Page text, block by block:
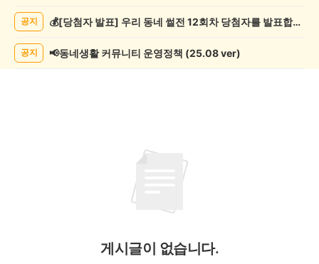
목
공지 💰[당첨자 발표] 우리 동네 썰전 12회차 당첨자를 발표합니다!
공지 📢동네생활 커뮤니티 운영정책 (25.08 ver)
게시글이 없습니다.